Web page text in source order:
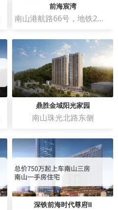
前海宸湾
南山港航路66号，地铁2号线和5号线赤湾地铁站C出口
鼎胜金域阳光家园
南山珠光北路东侧
深铁前海时代尊府Ⅱ